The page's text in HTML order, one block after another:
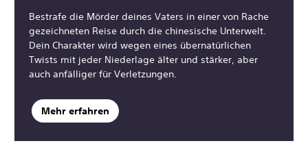
Bestrafe die Mörder deines Vaters in einer von Rache
gezeichneten Reise durch die chinesische Unterwelt.
Dein Charakter wird wegen eines übernatürlichen
Twists mit jeder Niederlage älter und stärker, aber
auch anfälliger für Verletzungen.
Mehr erfahren